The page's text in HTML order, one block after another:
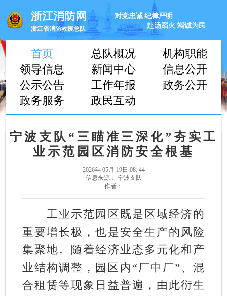
浙江消防网
浙江省消防救援总队
对党忠诚 纪律严明
赴汤蹈火 竭诚为民
首页 总队概况
机构职能
领导信息
新闻中心
信息公开
公示公告
工作年报
政务公开
政务服务
政民互动
宁波支队“三瞄准三深化”夯实工
业示范园区消防安全根基
2026年 05月 19日 08: 44
信息来源： 宁波支队
作者：
工业示范园区既是区域经济的
重要增长极，也是安全生产的风险
集聚地。随着经济业态多元化和产
业结构调整，园区内“厂中厂”、混
合租赁等现象日益普遍，由此衍生